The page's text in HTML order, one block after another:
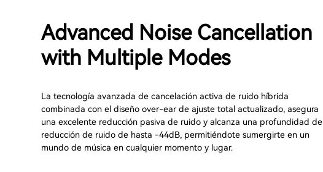
Advanced Noise Cancellation
with Multiple Modes
La tecnología avanzada de cancelación activa de ruido híbrida
combinada con el diseño over-ear de ajuste total actualizado, asegura
una excelente reducción pasiva de ruido y alcanza una profundidad de
reducción de ruido de hasta -44dB, permitiéndote sumergirte en un
mundo de música en cualquier momento y lugar.